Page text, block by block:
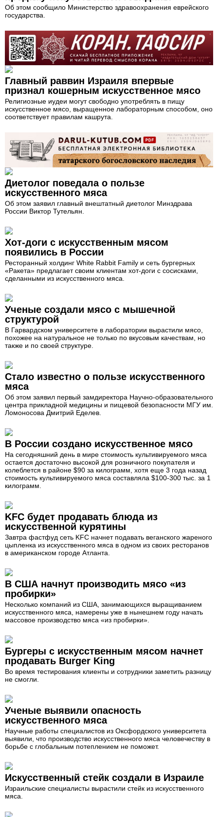
Об этом сообщило Министерство здравоохранения еврейского
государства.
Главный раввин Израиля впервые
признал кошерным искусственное мясо
Религиозные иудеи могут свободно употреблять в пищу
искусственное мясо, выращенное лабораторным способом, оно
соответствует правилам кашрута.
Диетолог поведала о пользе
искусственного мяса
Об этом заявил главный внештатный диетолог Минздрава
России Виктор Тутельян.
Хот-доги с искусственным мясом
появились в России
Ресторанный холдинг White Rabbit Family и cеть бургерных
«Ракета» предлагает своим клиентам хот-доги с сосисками,
сделанными из искусственного мяса.
Ученые создали мясо с мышечной
структурой
В Гарвардском университете в лаборатории вырастили мясо,
похожее на натуральное не только по вкусовым качествам, но
также и по своей структуре.
Стало известно о пользе искусственного
мяса
Об этом заявил первый замдиректора Научно-образовательного
центра прикладной медицины и пищевой безопасности МГУ им.
Ломоносова Дмитрий Еделев.
В России создано искусственное мясо
На сегодняшний день в мире стоимость культивируемого мяса
остается достаточно высокой для розничного покупателя и
колеблется в районе $90 за килограмм, хотя еще 3 года назад
стоимость культивируемого мяса составляла $100-300 тыс. за 1
килограмм.
KFC будет продавать блюда из
искусственной курятины
Завтра фастфуд сеть KFC начнет подавать веганского жареного
цыпленка из искусственного мяса в одном из своих ресторанов
в американском городе Атланта.
В США начнут производить мясо «из
пробирки»
Несколько компаний из США, занимающихся выращиванием
искусственного мяса, намерены уже в нынешнем году начать
массовое производство мяса «из пробирки».
Бургеры с искусственным мясом начнет
продавать Burger King
Во время тестирования клиенты и сотрудники заметить разницу
не смогли.
Ученые выявили опасность
искусственного мяса
Научные работы специалистов из Оксфордского университета
выявили, что производство искусственного мяса человечеству в
борьбе с глобальным потеплением не поможет.
Искусственный стейк создали в Израиле
Израильские специалисты вырастили стейк из искусственного
мяса.